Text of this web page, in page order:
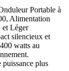
Portable à
Alimentation
et Léger
silencieux et
watts au
plus